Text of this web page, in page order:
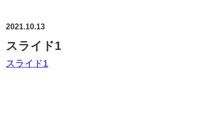
2021.10.13
スライド1
スライド1